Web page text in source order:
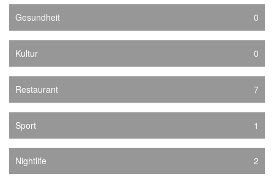
Gesundheit 0
Kultur 0
Restaurant 7
Sport 1
Nightlife 2